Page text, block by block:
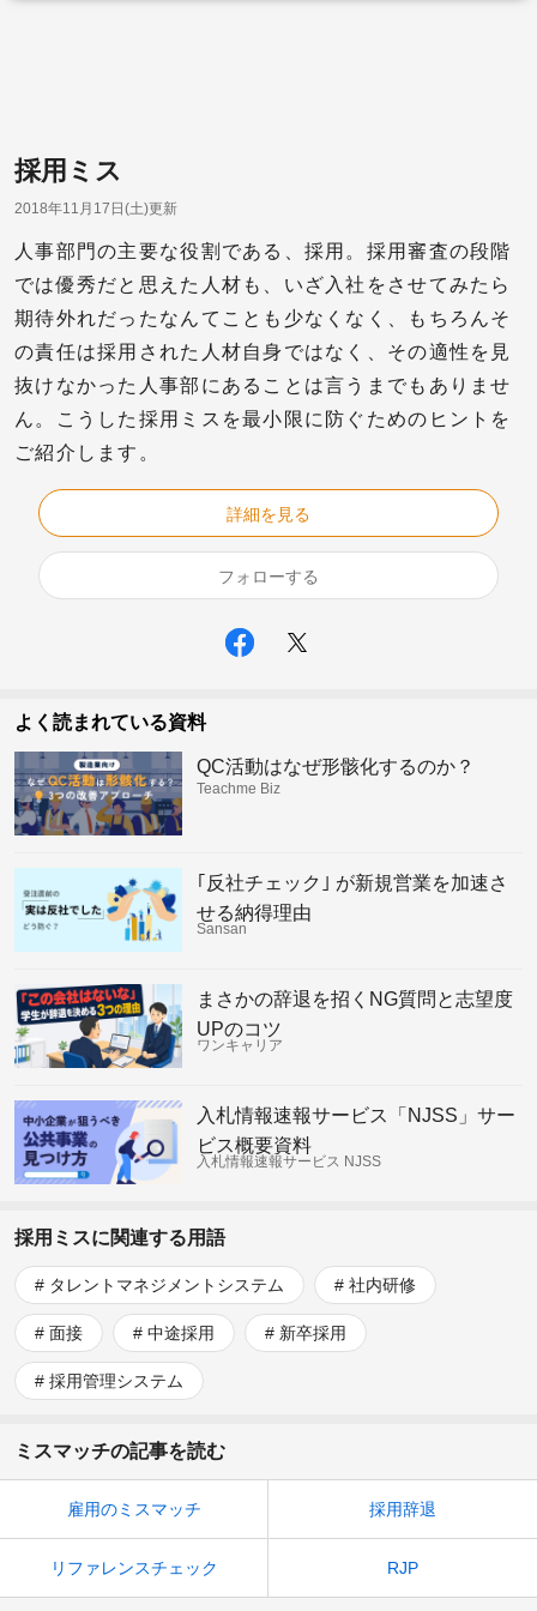
採用ミス
2018年11月17日(土)更新
人事部門の主要な役割である、採用。採用審査の段階
では優秀だと思えた人材も、いざ入社をさせてみたら
期待外れだったなんてことも少なくなく、もちろんそ
の責任は採用された人材自身ではなく、その適性を見
抜けなかった人事部にあることは言うまでもありませ
ん。こうした採用ミスを最小限に防ぐためのヒントを
ご紹介します。
詳細を見る
フォローする
よく読まれている資料
QC活動はなぜ形骸化するのか？
Teachme Biz
｢反社チェック｣ が新規営業を加速さ
せる納得理由
Sansan
まさかの辞退を招くNG質問と志望度
UPのコツ
ワンキャリア
入札情報速報サービス「NJSS」サー
ビス概要資料
入札情報速報サービス NJSS
採用ミスに関連する用語
タレントマネジメントシステム 社内研修
面接 中途採用 新卒採用
採用管理システム
ミスマッチの記事を読む
雇用のミスマッチ 採用辞退
リファレンスチェック RJP